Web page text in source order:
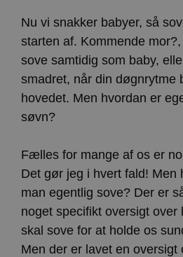
Nu vi snakker babyer, så
starten af. Kommende
sove samtidig som baby,
smadret, når din døgnrytme
hovedet. Men hvordan er
søvn?
Fælles for mange af os er
Det gør jeg i hvert fald! Men
man egentlig sove? Der er
noget specifikt oversigt over
skal sove for at holde os
Men der er lavet en oversigt